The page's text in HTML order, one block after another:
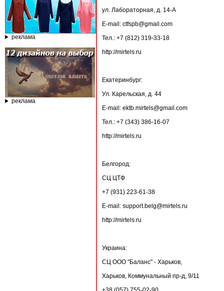
реклама
реклама
ул. Лабораторная, д. 14-А
E-mail: ctfspb@gmail.com
Тел.: +7 (812) 319-33-18
http://mirtels.ru
Екатеринбург:
Ул. Карельская, д. 44
E-mail: ektb.mirtels@gmail.com
Тел.: +7 (343) 386-16-07
http://mirtels.ru
Белгород:
СЦ ЦТФ
+7 (931) 223-61-38
E-mail: support.belg@mirtels.ru
http://mirtels.ru
Украина:
СЦ ООО "Баланс" - Харьков,
Харьков, Коммунальный пр-д, 9/11